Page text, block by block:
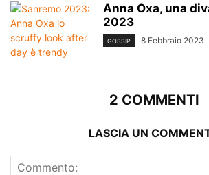
Anna Oxa, una
2023
GOSSIP 8 Febbraio 2023
2 COMMENTI
LASCIA UN